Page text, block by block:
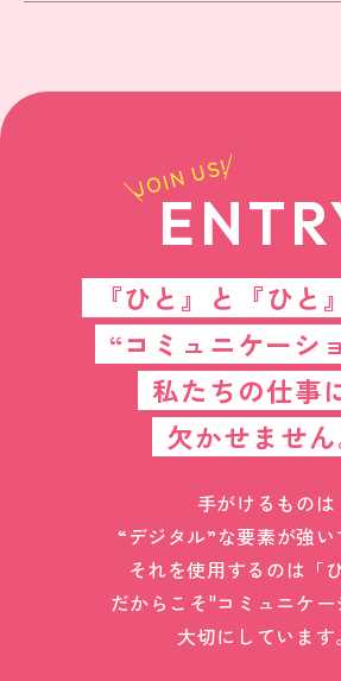
JOIN US!
『ひと』と『ひと
“コミュニケーシ
私たちの仕事
欠かせません
手がけるものは
“デジタル”な要素が強い
それを使用するのは「
だからこそ"コミュニケー
大切にしています。